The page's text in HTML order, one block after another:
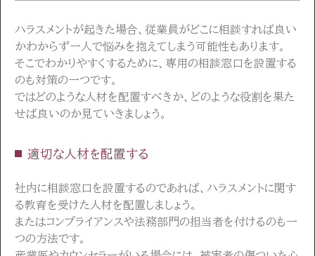
ハラスメントが起きた場合、従業員がどこに相談すれば良い
かわからず一人で悩みを抱えてしまう可能性もあります。
そこでわかりやすくするために、専用の相談窓口を設置する
のも対策の一つです。
ではどのような人材を配置すべきか、どのような役割を果た
せば良いのか見ていきましょう。
適切な人材を配置する
社内に相談窓口を設置するのであれば、ハラスメントに関す
る教育を受けた人材を配置しましょう。
またはコンプライアンスや法務部門の担当者を付けるのも一
つの方法です。